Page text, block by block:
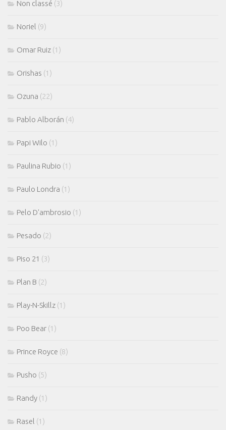
Non classé (3)
Noriel (9)
Omar Ruiz (1)
Orishas (1)
Ozuna (22)
Pablo Alborán (4)
Papi Wilo (1)
Paulina Rubio (1)
Paulo Londra (1)
Pelo D'ambrosio (1)
Pesado (2)
Piso 21 (3)
Plan B (2)
Play-N-Skillz (1)
Poo Bear (1)
Prince Royce (8)
Pusho (5)
Randy (1)
Rasel (1)